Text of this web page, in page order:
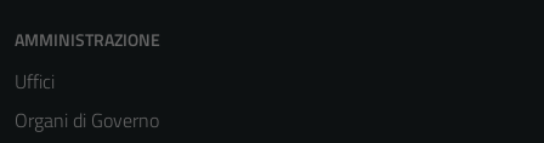
AMMINISTRAZIONE
Uffici
Organi di Governo